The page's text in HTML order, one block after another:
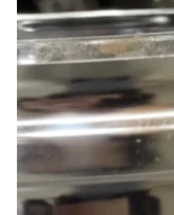
Серия FERRUM GS